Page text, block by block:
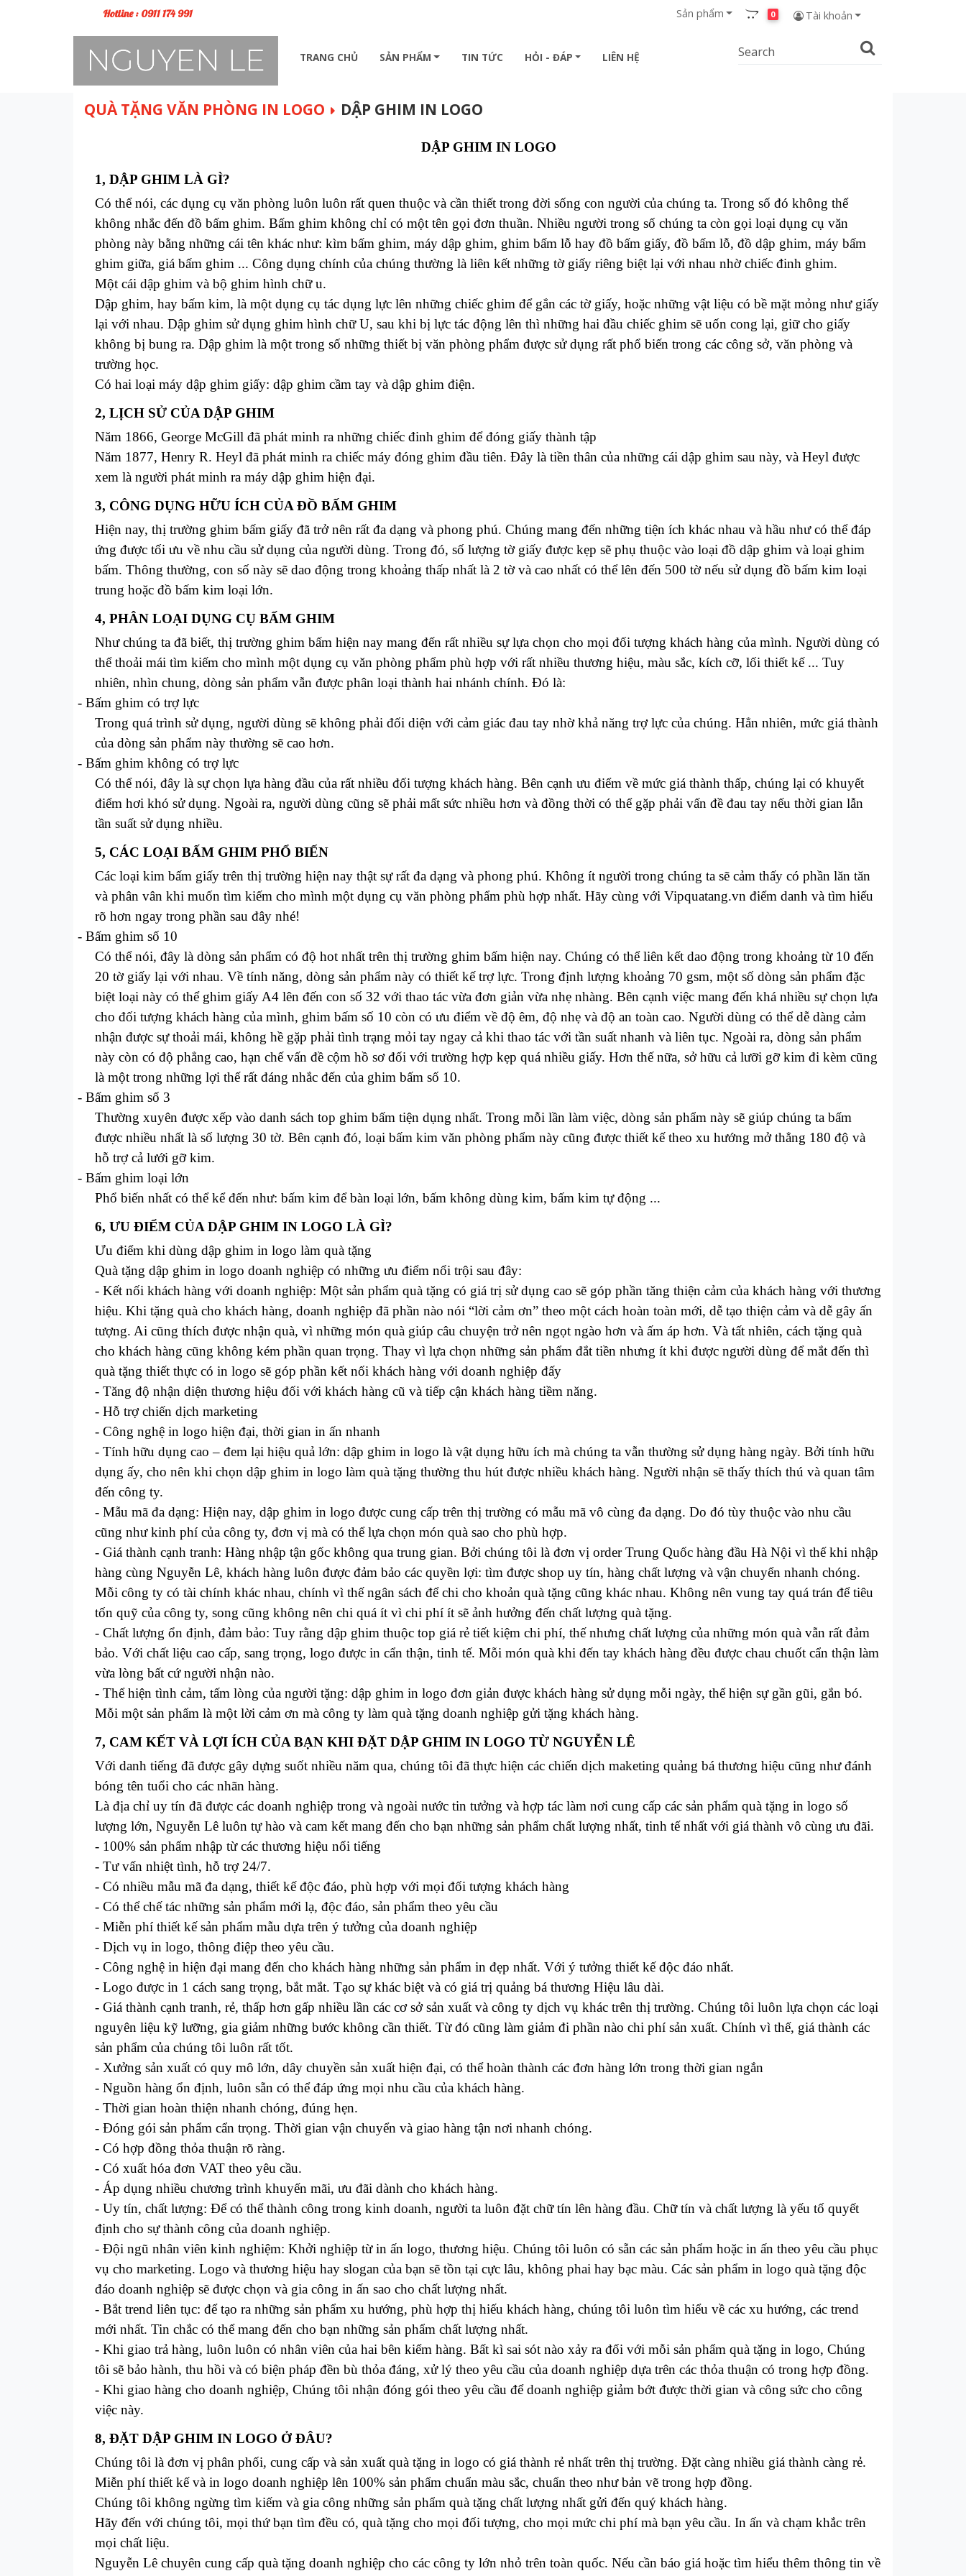
Hotline : 0911 174 991 Sản phẩm 0 Tài khoản
TRANG CHỦ SẢN PHẨM TIN TỨC HỎI - ĐÁP LIÊN HỆ
QUÀ TẶNG VĂN PHÒNG IN LOGO DẬP GHIM IN LOGO
DẬP GHIM IN LOGO
1, DẬP GHIM LÀ GÌ?
Có thể nói, các dụng cụ văn phòng luôn luôn rất quen thuộc và cần thiết trong đời sống con người của chúng ta. Trong số đó không thể
không nhắc đến đồ bấm ghim. Bấm ghim không chỉ có một tên gọi đơn thuần. Nhiều người trong số chúng ta còn gọi loại dụng cụ văn
phòng này bằng những cái tên khác như: kìm bấm ghim, máy dập ghim, ghim bấm lỗ hay đồ bấm giấy, đồ bấm lỗ, đồ dập ghim, máy bấm
ghim giữa, giá bấm ghim ... Công dụng chính của chúng thường là liên kết những tờ giấy riêng biệt lại với nhau nhờ chiếc đinh ghim.
Một cái dập ghim và bộ ghim hình chữ u.
Dập ghim, hay bấm kim, là một dụng cụ tác dụng lực lên những chiếc ghim để gắn các tờ giấy, hoặc những vật liệu có bề mặt mỏng như giấy
lại với nhau. Dập ghim sử dụng ghim hình chữ U, sau khi bị lực tác động lên thì những hai đầu chiếc ghim sẽ uốn cong lại, giữ cho giấy
không bị bung ra. Dập ghim là một trong số những thiết bị văn phòng phẩm được sử dụng rất phổ biến trong các công sở, văn phòng và
trường học.
Có hai loại máy dập ghim giấy: dập ghim cầm tay và dập ghim điện.
2, LỊCH SỬ CỦA DẬP GHIM
Năm 1866, George McGill đã phát minh ra những chiếc đinh ghim để đóng giấy thành tập
Năm 1877, Henry R. Heyl đã phát minh ra chiếc máy đóng ghim đầu tiên. Đây là tiền thân của những cái dập ghim sau này, và Heyl được
xem là người phát minh ra máy dập ghim hiện đại.
3, CÔNG DỤNG HỮU ÍCH CỦA ĐỒ BẤM GHIM
Hiện nay, thị trường ghim bấm giấy đã trở nên rất đa dạng và phong phú. Chúng mang đến những tiện ích khác nhau và hầu như có thể đáp
ứng được tối ưu về nhu cầu sử dụng của người dùng. Trong đó, số lượng tờ giấy được kẹp sẽ phụ thuộc vào loại đồ dập ghim và loại ghim
bấm. Thông thường, con số này sẽ dao động trong khoảng thấp nhất là 2 tờ và cao nhất có thể lên đến 500 tờ nếu sử dụng đồ bấm kim loại
trung hoặc đồ bấm kim loại lớn.
4, PHÂN LOẠI DỤNG CỤ BẤM GHIM
Như chúng ta đã biết, thị trường ghim bấm hiện nay mang đến rất nhiều sự lựa chọn cho mọi đối tượng khách hàng của mình. Người dùng có
thể thoải mái tìm kiếm cho mình một dụng cụ văn phòng phẩm phù hợp với rất nhiều thương hiệu, màu sắc, kích cỡ, lối thiết kế ... Tuy
nhiên, nhìn chung, dòng sản phẩm vẫn được phân loại thành hai nhánh chính. Đó là:
- Bấm ghim có trợ lực
Trong quá trình sử dụng, người dùng sẽ không phải đối diện với cảm giác đau tay nhờ khả năng trợ lực của chúng. Hẳn nhiên, mức giá thành
của dòng sản phẩm này thường sẽ cao hơn.
- Bấm ghim không có trợ lực
Có thể nói, đây là sự chọn lựa hàng đầu của rất nhiều đối tượng khách hàng. Bên cạnh ưu điểm về mức giá thành thấp, chúng lại có khuyết
điểm hơi khó sử dụng. Ngoài ra, người dùng cũng sẽ phải mất sức nhiều hơn và đồng thời có thể gặp phải vấn đề đau tay nếu thời gian lẫn
tần suất sử dụng nhiều.
5, CÁC LOẠI BẤM GHIM PHỔ BIẾN
Các loại kim bấm giấy trên thị trường hiện nay thật sự rất đa dạng và phong phú. Không ít người trong chúng ta sẽ cảm thấy có phần lăn tăn
và phân vân khi muốn tìm kiếm cho mình một dụng cụ văn phòng phẩm phù hợp nhất. Hãy cùng với Vipquatang.vn điểm danh và tìm hiểu
rõ hơn ngay trong phần sau đây nhé!
- Bấm ghim số 10
Có thể nói, đây là dòng sản phẩm có độ hot nhất trên thị trường ghim bấm hiện nay. Chúng có thể liên kết dao động trong khoảng từ 10 đến
20 tờ giấy lại với nhau. Về tính năng, dòng sản phẩm này có thiết kế trợ lực. Trong định lượng khoảng 70 gsm, một số dòng sản phẩm đặc
biệt loại này có thể ghim giấy A4 lên đến con số 32 với thao tác vừa đơn giản vừa nhẹ nhàng. Bên cạnh việc mang đến khá nhiều sự chọn lựa
cho đối tượng khách hàng của mình, ghim bấm số 10 còn có ưu điểm về độ êm, độ nhẹ và độ an toàn cao. Người dùng có thể dễ dàng cảm
nhận được sự thoải mái, không hề gặp phải tình trạng mỏi tay ngay cả khi thao tác với tần suất nhanh và liên tục. Ngoài ra, dòng sản phẩm
này còn có độ phẳng cao, hạn chế vấn đề cộm hồ sơ đối với trường hợp kẹp quá nhiều giấy. Hơn thế nữa, sở hữu cả lưỡi gỡ kim đi kèm cũng
là một trong những lợi thế rất đáng nhắc đến của ghim bấm số 10.
- Bấm ghim số 3
Thường xuyên được xếp vào danh sách top ghim bấm tiện dụng nhất. Trong mỗi lần làm việc, dòng sản phẩm này sẽ giúp chúng ta bấm
được nhiều nhất là số lượng 30 tờ. Bên cạnh đó, loại bấm kim văn phòng phẩm này cũng được thiết kế theo xu hướng mở thẳng 180 độ và
hỗ trợ cả lưới gỡ kim.
- Bấm ghim loại lớn
Phổ biến nhất có thể kể đến như: bấm kim để bàn loại lớn, bấm không dùng kim, bấm kim tự động ...
6, ƯU ĐIỂM CỦA DẬP GHIM IN LOGO LÀ GÌ?
Ưu điểm khi dùng dập ghim in logo làm quà tặng
Quà tặng dập ghim in logo doanh nghiệp có những ưu điểm nổi trội sau đây:
- Kết nối khách hàng với doanh nghiệp: Một sản phẩm quà tặng có giá trị sử dụng cao sẽ góp phần tăng thiện cảm của khách hàng với thương
hiệu. Khi tặng quà cho khách hàng, doanh nghiệp đã phần nào nói “lời cảm ơn” theo một cách hoàn toàn mới, dễ tạo thiện cảm và dễ gây ấn
tượng. Ai cũng thích được nhận quà, vì những món quà giúp câu chuyện trở nên ngọt ngào hơn và ấm áp hơn. Và tất nhiên, cách tặng quà
cho khách hàng cũng không kém phần quan trọng. Thay vì lựa chọn những sản phẩm đắt tiền nhưng ít khi được người dùng để mắt đến thì
quà tặng thiết thực có in logo sẽ góp phần kết nối khách hàng với doanh nghiệp đấy
- Tăng độ nhận diện thương hiệu đối với khách hàng cũ và tiếp cận khách hàng tiềm năng.
- Hỗ trợ chiến dịch marketing
- Công nghệ in logo hiện đại, thời gian in ấn nhanh
- Tính hữu dụng cao – đem lại hiệu quả lớn: dập ghim in logo là vật dụng hữu ích mà chúng ta vẫn thường sử dụng hàng ngày. Bởi tính hữu
dụng ấy, cho nên khi chọn dập ghim in logo làm quà tặng thường thu hút được nhiều khách hàng. Người nhận sẽ thấy thích thú và quan tâm
đến công ty.
- Mẫu mã đa dạng: Hiện nay, dập ghim in logo được cung cấp trên thị trường có mẫu mã vô cùng đa dạng. Do đó tùy thuộc vào nhu cầu
cũng như kinh phí của công ty, đơn vị mà có thể lựa chọn món quà sao cho phù hợp.
- Giá thành cạnh tranh: Hàng nhập tận gốc không qua trung gian. Bởi chúng tôi là đơn vị order Trung Quốc hàng đầu Hà Nội vì thế khi nhập
hàng cùng Nguyễn Lê, khách hàng luôn được đảm bảo các quyền lợi: tìm được shop uy tín, hàng chất lượng và vận chuyển nhanh chóng.
Mỗi công ty có tài chính khác nhau, chính vì thế ngân sách để chi cho khoản quà tặng cũng khác nhau. Không nên vung tay quá trán để tiêu
tốn quỹ của công ty, song cũng không nên chi quá ít vì chi phí ít sẽ ảnh hưởng đến chất lượng quà tặng.
- Chất lượng ổn định, đảm bảo: Tuy rằng dập ghim thuộc top giá rẻ tiết kiệm chi phí, thế nhưng chất lượng của những món quà vẫn rất đảm
bảo. Với chất liệu cao cấp, sang trọng, logo được in cẩn thận, tinh tế. Mỗi món quà khi đến tay khách hàng đều được chau chuốt cẩn thận làm
vừa lòng bất cứ người nhận nào.
- Thể hiện tình cảm, tấm lòng của người tặng: dập ghim in logo đơn giản được khách hàng sử dụng mỗi ngày, thể hiện sự gần gũi, gắn bó.
Mỗi một sản phẩm là một lời cảm ơn mà công ty làm quà tặng doanh nghiệp gửi tặng khách hàng.
7, CAM KẾT VÀ LỢI ÍCH CỦA BẠN KHI ĐẶT DẬP GHIM IN LOGO TỪ NGUYỄN LÊ
Với danh tiếng đã được gây dựng suốt nhiều năm qua, chúng tôi đã thực hiện các chiến dịch maketing quảng bá thương hiệu cũng như đánh
bóng tên tuổi cho các nhãn hàng.
Là địa chỉ uy tín đã được các doanh nghiệp trong và ngoài nước tin tưởng và hợp tác làm nơi cung cấp các sản phẩm quà tặng in logo số
lượng lớn, Nguyễn Lê luôn tự hào và cam kết mang đến cho bạn những sản phẩm chất lượng nhất, tinh tế nhất với giá thành vô cùng ưu đãi.
- 100% sản phẩm nhập từ các thương hiệu nổi tiếng
- Tư vấn nhiệt tình, hỗ trợ 24/7.
- Có nhiều mẫu mã đa dạng, thiết kế độc đáo, phù hợp với mọi đối tượng khách hàng
- Có thể chế tác những sản phẩm mới lạ, độc đáo, sản phẩm theo yêu cầu
- Miễn phí thiết kế sản phẩm mẫu dựa trên ý tưởng của doanh nghiệp
- Dịch vụ in logo, thông điệp theo yêu cầu.
- Công nghệ in hiện đại mang đến cho khách hàng những sản phẩm in đẹp nhất. Với ý tưởng thiết kế độc đáo nhất.
- Logo được in 1 cách sang trọng, bắt mắt. Tạo sự khác biệt và có giá trị quảng bá thương Hiệu lâu dài.
- Giá thành cạnh tranh, rẻ, thấp hơn gấp nhiều lần các cơ sở sản xuất và công ty dịch vụ khác trên thị trường. Chúng tôi luôn lựa chọn các loại
nguyên liệu kỹ lưỡng, gia giảm những bước không cần thiết. Từ đó cũng làm giảm đi phần nào chi phí sản xuất. Chính vì thế, giá thành các
sản phẩm của chúng tôi luôn rất tốt.
- Xưởng sản xuất có quy mô lớn, dây chuyền sản xuất hiện đại, có thể hoàn thành các đơn hàng lớn trong thời gian ngắn
- Nguồn hàng ổn định, luôn sẵn có thể đáp ứng mọi nhu cầu của khách hàng.
- Thời gian hoàn thiện nhanh chóng, đúng hẹn.
- Đóng gói sản phẩm cẩn trọng. Thời gian vận chuyển và giao hàng tận nơi nhanh chóng.
- Có hợp đồng thỏa thuận rõ ràng.
- Có xuất hóa đơn VAT theo yêu cầu.
- Áp dụng nhiều chương trình khuyến mãi, ưu đãi dành cho khách hàng.
- Uy tín, chất lượng: Để có thể thành công trong kinh doanh, người ta luôn đặt chữ tín lên hàng đầu. Chữ tín và chất lượng là yếu tố quyết
định cho sự thành công của doanh nghiệp.
- Đội ngũ nhân viên kinh nghiệm: Khởi nghiệp từ in ấn logo, thương hiệu. Chúng tôi luôn có sẵn các sản phẩm hoặc in ấn theo yêu cầu phục
vụ cho marketing. Logo và thương hiệu hay slogan của bạn sẽ tồn tại cực lâu, không phai hay bạc màu. Các sản phẩm in logo quà tặng độc
đáo doanh nghiệp sẽ được chọn và gia công in ấn sao cho chất lượng nhất.
- Bắt trend liên tục: để tạo ra những sản phẩm xu hướng, phù hợp thị hiếu khách hàng, chúng tôi luôn tìm hiểu về các xu hướng, các trend
mới nhất. Tin chắc có thể mang đến cho bạn những sản phẩm chất lượng nhất.
- Khi giao trả hàng, luôn luôn có nhân viên của hai bên kiểm hàng. Bất kì sai sót nào xảy ra đối với mỗi sản phẩm quà tặng in logo, Chúng
tôi sẽ bảo hành, thu hồi và có biện pháp đền bù thỏa đáng, xử lý theo yêu cầu của doanh nghiệp dựa trên các thỏa thuận có trong hợp đồng.
- Khi giao hàng cho doanh nghiệp, Chúng tôi nhận đóng gói theo yêu cầu để doanh nghiệp giảm bớt được thời gian và công sức cho công
việc này.
8, ĐẶT DẬP GHIM IN LOGO Ở ĐÂU?
Chúng tôi là đơn vị phân phối, cung cấp và sản xuất quà tặng in logo có giá thành rẻ nhất trên thị trường. Đặt càng nhiều giá thành càng rẻ.
Miễn phí thiết kế và in logo doanh nghiệp lên 100% sản phẩm chuẩn màu sắc, chuẩn theo như bản vẽ trong hợp đồng.
Chúng tôi không ngừng tìm kiếm và gia công những sản phẩm quà tặng chất lượng nhất gửi đến quý khách hàng.
Hãy đến với chúng tôi, mọi thứ bạn tìm đều có, quà tặng cho mọi đối tượng, cho mọi mức chi phí mà bạn yêu cầu. In ấn và chạm khắc trên
mọi chất liệu.
Nguyễn Lê chuyên cung cấp quà tặng doanh nghiệp cho các công ty lớn nhỏ trên toàn quốc. Nếu cần báo giá hoặc tìm hiểu thêm thông tin về